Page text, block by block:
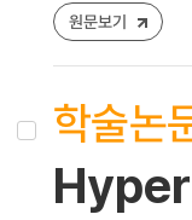
원문보기
학술논